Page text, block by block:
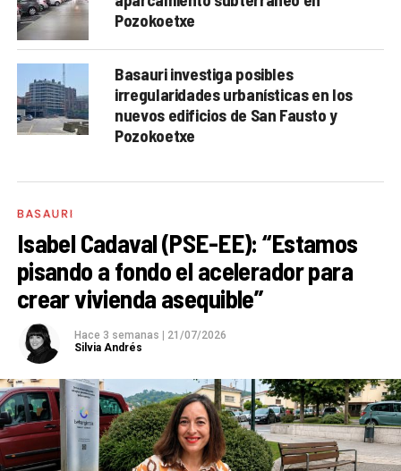
Pozokoetxe
Basauri investiga posibles
irregularidades urbanísticas en los
nuevos edificios de San Fausto y
Pozokoetxe
BASAURI
Isabel Cadaval (PSE-EE): “Estamos
pisando a fondo el acelerador para
crear vivienda asequible”
Hace 3 semanas
21/07/2026
Silvia Andrés